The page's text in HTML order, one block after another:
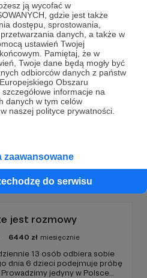
ją wycofać w
gdzie jest także
dostępu, sprostowania,
danych, a także w
ustawień Twojej
Pamiętaj, że w
Twoje dane będą mogły być
odbiorców danych z państw
Obszaru
informacje na
danych w tym celów
naszej polityce prywatności.
zaawansowane
do serwisu
Patronów!
Schronisko Sopotkowo
teraz!
Patronem
jest rozmowy
6440 zł miesięcznie
13 osób odbiera sobie
dnia 6 dzieci podejmuje próbę
jedyny w Polsce